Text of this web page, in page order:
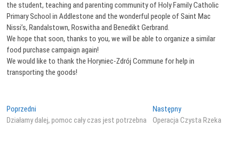
the student, teaching and parenting community of Holy Family Catholic
Primary School in Addlestone and the wonderful people of Saint Mac
Nissi’s, Randalstown, Roswitha and Benedikt Gerbrand.
We hope that soon, thanks to you, we will be able to organize a similar
food purchase campaign again!
We would like to thank the Horyniec-Zdrój Commune for help in
transporting the goods!
Nawigacja
wpisu
Poprzedni
wpis:
Działamy dalej, pomoc cały czas jest potrzebna
NastępnyNastępny
wpis:
Operacja Czysta Rzeka